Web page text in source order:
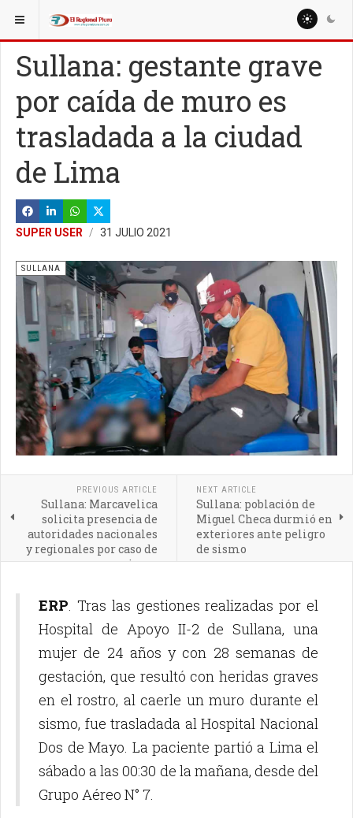
ESTÁ AQUÍ:
Sullana: gestante grave
por caída de muro es
trasladada a la ciudad
de Lima
SUPER USER 31 JULIO 2021
SULLANA
PREVIOUS ARTICLE
Sullana: Marcavelica
solicita presencia de
autoridades nacionales
y regionales por caso de
sismo
NEXT ARTICLE
Sullana: población de
Miguel Checa durmió en
exteriores ante peligro
de sismo
ERP. Tras las gestiones realizadas por el
Hospital de Apoyo II-2 de Sullana, una
mujer de 24 años y con 28 semanas de
gestación, que resultó con heridas graves
en el rostro, al caerle un muro durante el
sismo, fue trasladada al Hospital Nacional
Dos de Mayo. La paciente partió a Lima el
sábado a las 00:30 de la mañana, desde del
Grupo Aéreo N° 7.